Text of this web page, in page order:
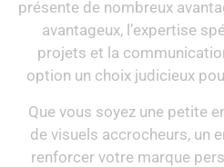
présente de nombreux
avantageux, l’expertise
projets et la
option un choix judicieux
Que vous soyez une petite
de visuels accrocheurs, un
renforcer votre marque